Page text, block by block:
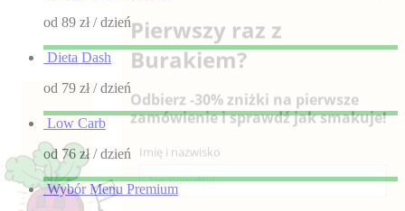
od 89 zł/ dzień
Dieta Dash
od 79 zł/ dzień
Low Carb
od 76 zł/ dzień
Wybór Menu Premium